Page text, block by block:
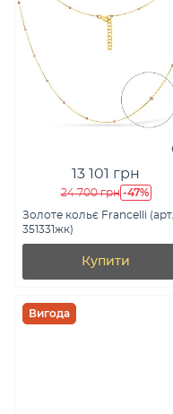
13 101 грн
24 700 грн -47%
Золоте кольє Francelli (арт.
351331жк)
Купити
Вигода